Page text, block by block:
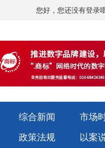
您好，您还没有登录
综合新闻
市场
政策法规 以案